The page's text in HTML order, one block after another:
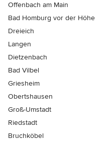
Offenbach am Main
Bad Homburg vor der Höhe
Dreieich
Langen
Dietzenbach
Bad Vilbel
Griesheim
Obertshausen
Groß-Umstadt
Riedstadt
Bruchköbel